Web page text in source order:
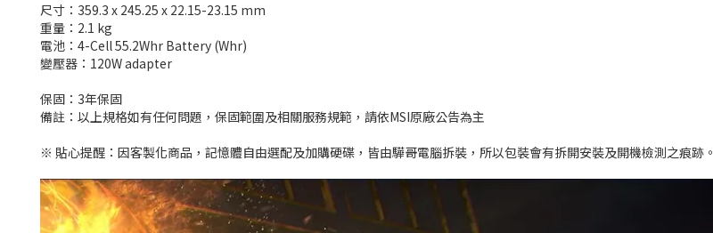
尺寸：359.3 x 245.25 x 22.15-23.15 mm
重量：2.1 kg
電池：4-Cell 55.2Whr Battery (Whr)
變壓器：120W adapter
保固：3年保固
備註：以上規格如有任何問題，保固範圍及相關服務規範，請依MSI原廠公告為主
※ 貼心提醒：因客製化商品，記憶體自由選配及加購硬碟，皆由驊哥電腦拆裝，所以包裝會有拆開安裝及開機檢測之痕跡。